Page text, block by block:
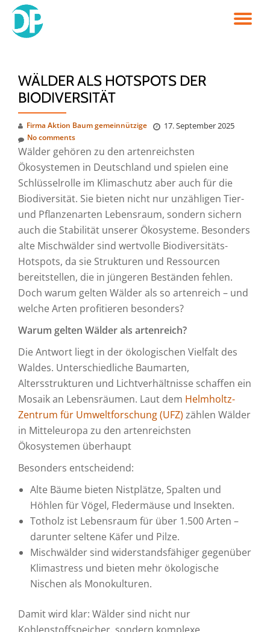
Skip
WÄLDER ALS HOTSPOTS DER
BIODIVERSITÄT
Firma Aktion Baum gemeinnützige 17. September 2025
No comments
Wälder gehören zu den artenreichsten
Ökosystemen in Deutschland und spielen eine
Schlüsselrolle im Klimaschutz aber auch für die
Biodiversität. Sie bieten nicht nur unzähligen Tier-
und Pflanzenarten Lebensraum, sondern sichern
auch die Stabilität unserer Ökosysteme. Besonders
alte Mischwälder sind wertvolle Biodiversitäts-
Hotspots, da sie Strukturen und Ressourcen
bereitstellen, die in jüngeren Beständen fehlen.
Doch warum gelten Wälder als so artenreich – und
welche Arten profitieren besonders?
Warum gelten Wälder als artenreich?
Die Antwort liegt in der ökologischen Vielfalt des
Waldes. Unterschiedliche Baumarten,
Altersstrukturen und Lichtverhältnisse schaffen ein
Mosaik an Lebensräumen. Laut dem Helmholtz-
Zentrum für Umweltforschung (UFZ) zählen Wälder
in Mitteleuropa zu den artenreichsten
Ökosystemen überhaupt
Besonders entscheidend:
Alte Bäume bieten Nistplätze, Spalten und
Höhlen für Vögel, Fledermäuse und Insekten.
Totholz ist Lebensraum für über 1.500 Arten –
darunter seltene Käfer und Pilze.
Mischwälder sind widerstandsfähiger gegenüber
Klimastress und bieten mehr ökologische
Nischen als Monokulturen.
Damit wird klar: Wälder sind nicht nur